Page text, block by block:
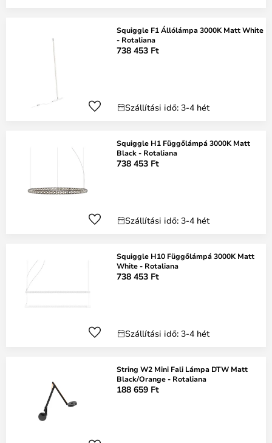
Squiggle F1 Állólámpa 3000K Matt White
- Rotaliana
738 453 Ft
Szállítási idő: 3-4 hét
Squiggle H1 Függőlámpá 3000K Matt
Black - Rotaliana
738 453 Ft
Szállítási idő: 3-4 hét
Squiggle H10 Függőlámpá 3000K Matt
White - Rotaliana
738 453 Ft
Szállítási idő: 3-4 hét
String W2 Mini Fali Lámpa DTW Matt
Black/Orange - Rotaliana
188 659 Ft